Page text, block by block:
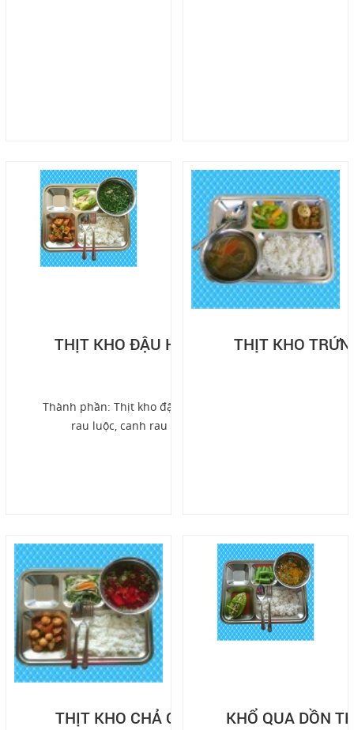
THỊT KHO ĐẬU HŨ
Thành phần: Thịt kho đậu hũ,
rau luộc, canh rau
THỊT KHO
THỊT KHO CHẢ CÁ KHỔ QUA DỒN
Twitter
Google
Gọi cho chúng tôi
COPYRIGHT 2016. ALL RIGHTS RESERVED